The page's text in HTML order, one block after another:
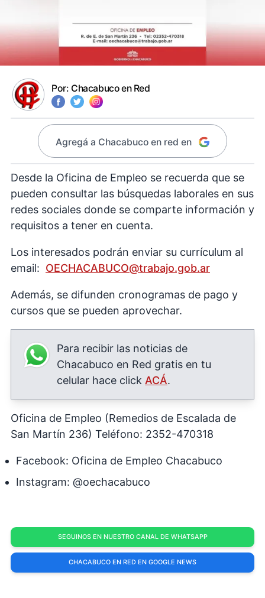
Por: Chacabuco en Red
Agregá a Chacabuco en red en
Desde la Oficina de Empleo se recuerda que se
pueden consultar las búsquedas laborales en sus
redes sociales donde se comparte información y
requisitos a tener en cuenta.
Los interesados podrán enviar su currículum al
email: OECHACABUCO@trabajo.gob.ar
Además, se difunden cronogramas de pago y
cursos que se pueden aprovechar.
Para recibir las noticias de
Chacabuco en Red gratis en tu
celular hace click ACÁ.
Oficina de Empleo (Remedios de Escalada de
San Martín 236) Teléfono: 2352-470318
Facebook: Oficina de Empleo Chacabuco
Instagram: @oechacabuco
SEGUINOS EN NUESTRO CANAL DE WHATSAPP
CHACABUCO EN RED EN GOOGLE NEWS